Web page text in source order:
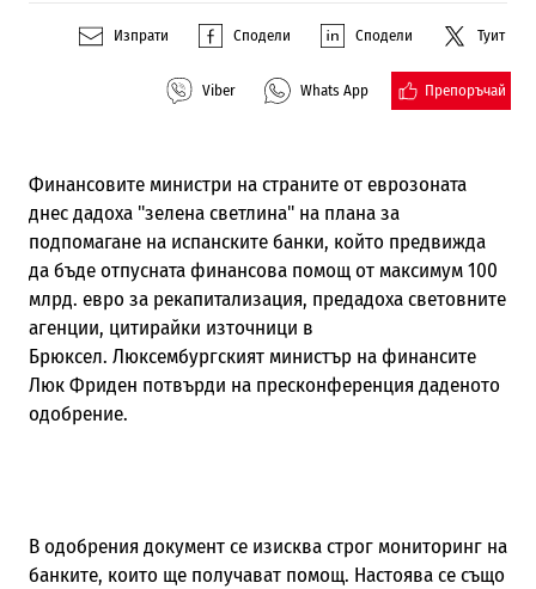
Изпрати Сподели Сподели Туит
Viber Whats App Препоръчай
Финансовите министри на страните от еврозоната
днес дадоха "зелена светлина" на плана за
подпомагане на испанските банки, който предвижда
да бъде отпусната финансова помощ от максимум 100
млрд. евро за рекапитализация, предадоха световните
агенции, цитирайки източници в
Брюксел. Люксембургският министър на финансите
Люк Фриден потвърди на пресконференция даденото
одобрение.
В одобрения документ се изисква строг мониторинг на
банките, които ще получават помощ. Настоява се също